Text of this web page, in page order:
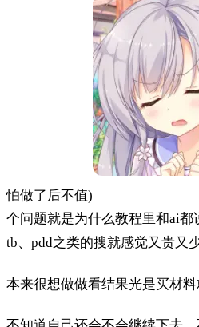
怕做了后不值)
个问题就是为什么教程里和ai都
tb、pdd之类的搜就感觉又贵又
本来很想做做看结果光是买材